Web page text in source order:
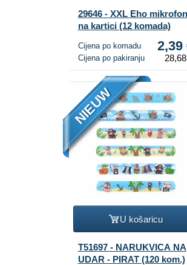
29646 - XXL Eho mikrofon
na kartici (12 komada)
Cijena po komadu 2,39
Cijena po pakiranju
NIEUW
U košaricu
T51697 - NARUKVICA NA
UDAR - PIRAT (120 kom.)